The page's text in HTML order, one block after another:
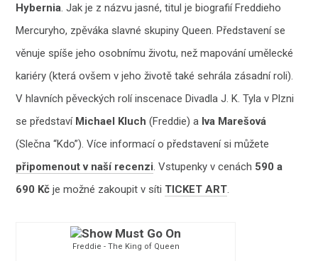
Hybernia. Jak je z názvu jasné, titul je biografií Freddieho
Mercuryho, zpěváka slavné skupiny Queen. Představení se
věnuje spíše jeho osobnímu životu, než mapování umělecké
kariéry (která ovšem v jeho životě také sehrála zásadní roli).
V hlavních pěveckých rolí inscenace Divadla J. K. Tyla v Plzni
se představí Michael Kluch (Freddie) a Iva Marešová
(Slečna “Kdo”). Více informací o představení si můžete
připomenout v naší recenzi. Vstupenky v cenách 590 a
690 Kčje možné zakoupit v síti TICKET ART.
Freddie - The King of Queen